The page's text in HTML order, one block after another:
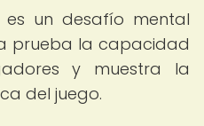
un desafío mental
prueba la capacidad
y muestra la
del juego.